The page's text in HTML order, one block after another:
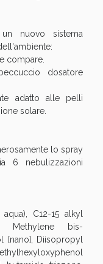
nuovo sistema
compare.
dosatore
adatto alle pelli
solare.
lo spray
6 nebulizzazioni
C12-15 alkyl
Methylene bis-
[nano], Diisopropyl
al 45% oggi!